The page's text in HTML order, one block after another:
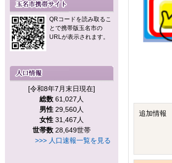
QRコードを読み取るこ
とで携帯版玉名市の
URLが表示されます。
[令和8年7月末日現在]
総数 61,027人
男性 29,560人
女性 31,467人
世帯数 28,649世帯
>>> 人口速報一覧を見る
追加情報